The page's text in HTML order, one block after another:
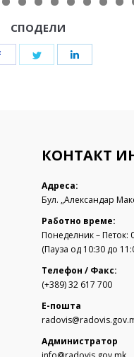
СПОДЕЛИ
Share
Share
КОНТАКТ
Адреса:
Бул. „Александар
Работно време:
Понеделник – Петок:
(Пауза од 10:30 до
Телефон / Факс:
(+389) 32 617 700
Е-пошта
Администратор